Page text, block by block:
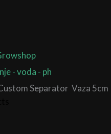
- voda - ph
Vaza 5cm